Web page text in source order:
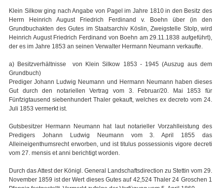
Klein Silkow ging nach Angabe von Pagel im Jahre 1810 in den Besitz des
Herrn Heinrich August Friedrich Ferdinand v. Boehn über (in den
Grundbuchakten des Gutes im Staatsarchiv Köslin, Zweigstelle Stolp, wird
Heinrich August Friedrich Ferdinand von Boehn am 29.11.1838 aufgeführt),
der es im Jahre 1853 an seinen Verwalter Hermann Neumann verkaufte.
a) Besitzverhältnisse von Klein Silkow 1853 - 1945 (Auszug aus dem
Grundbuch)
Prediger Johann Ludwig Neumann und Hermann Neumann haben dieses
Gut durch den notariellen Vertrag vom 3. Februar/20. Mai 1853 für
Fünfzigtausend siebenhundert Thaler gekauft, welches ex decreto vom 24.
Juli 1853 vermerkt ist.
Gutsbesitzer Hermann Neumann hat laut notarieller Vorzahlleistung des
Predigers Johann Ludwig Neumann vom 3. April 1855 das
Alleineigenthumsrecht erworben, und ist titulus possessionis vigore decreti
vom 27. mensis et anni berichtigt worden.
Durch das Attest der Königl. General Landschaftsdirection zu Stettin vom 29.
November 1859 ist der Wert dieses Gutes auf 42,524 Thaler 24 Groschen 1